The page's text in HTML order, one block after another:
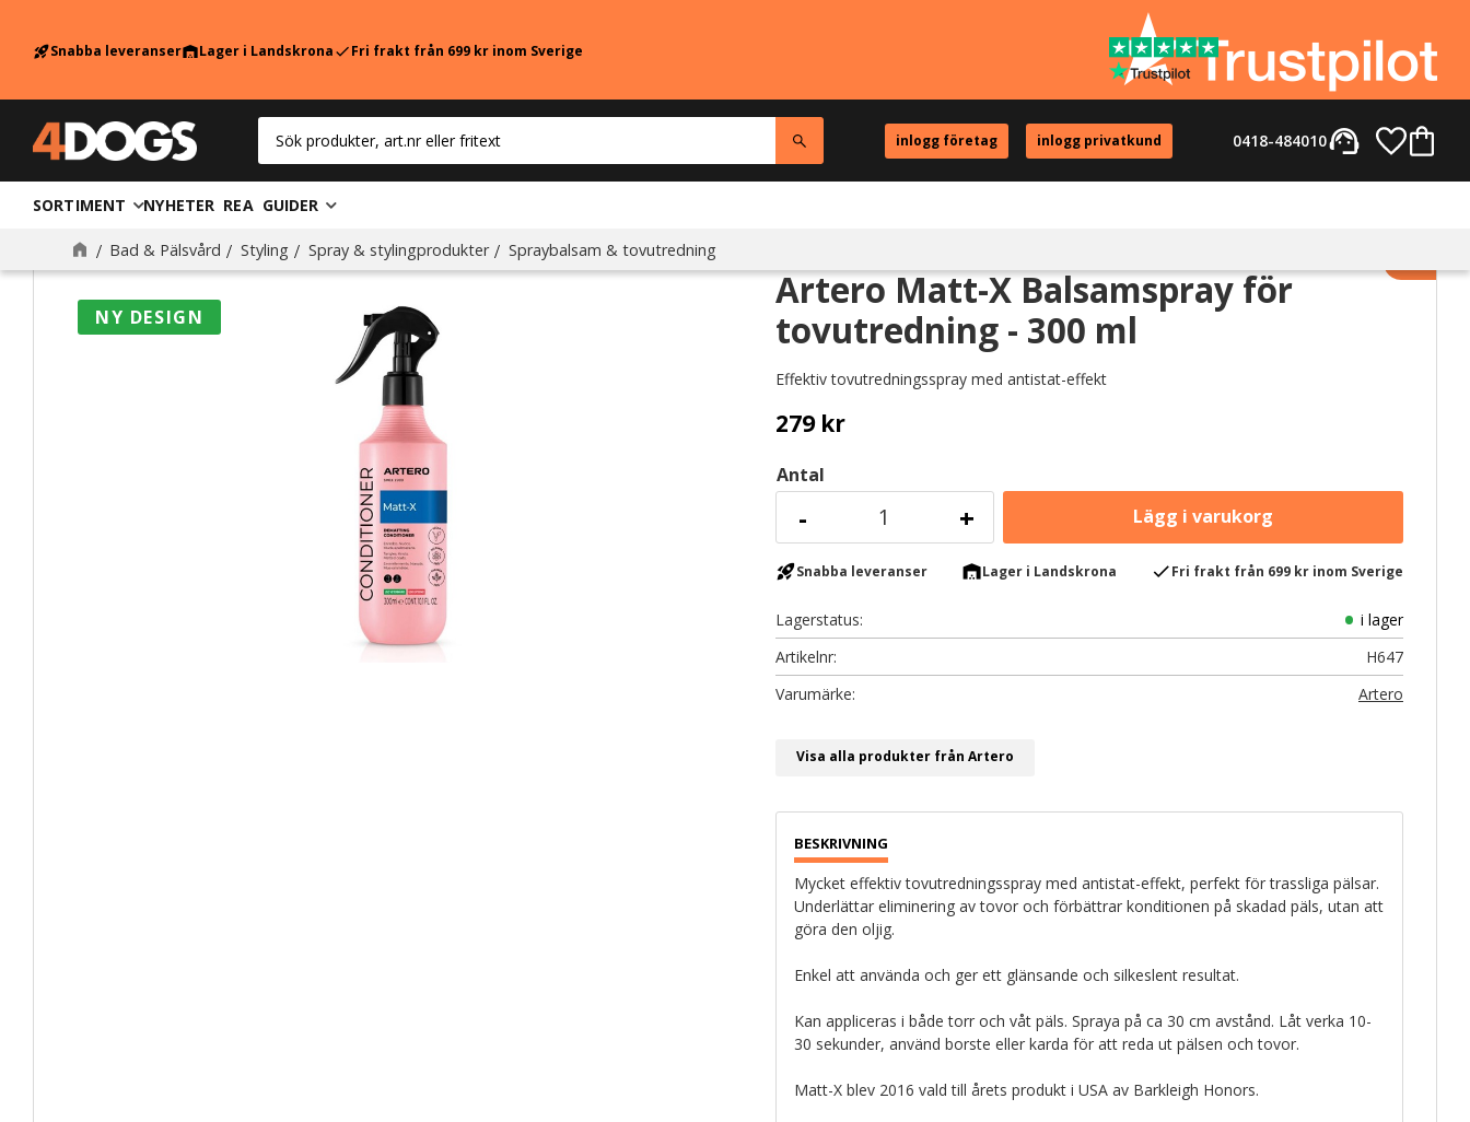
rocket_launchSnabba leveranserwarehouseLager i LandskronacheckFri frakt från 699 kr inom Sverige
inlogg företag inlogg privatkund support_agent
0418-484010
SORTIMENT NYHETER REA GUIDER
Bad & Pälsvård Styling Spray & stylingprodukter Spraybalsam & tovutredning
Artero Matt-X Balsamspray för
tovutredning - 300 ml
Effektiv tovutredningsspray med antistat-effekt
NY DESIGN
279kr
Antal
+
-
Lägg
rocket_launchSnabba leveranser warehouseLager i Landskrona checkFri frakt från 699 kr inom Sverige
Lagerstatus
i lager
Artikelnr
H647
Artero
Visa alla produkter från Artero
Mycket effektiv tovutredningsspray med antistat-effekt, perfekt för trassliga pälsar.
Underlättar eliminering av tovor och förbättrar konditionen på skadad päls, utan att
göra den oljig.
Enkel att använda och ger ett glänsande och silkeslent resultat.
Kan appliceras i både torr och våt päls. Spraya på ca 30 cm avstånd. Låt verka 10-
30 sekunder, använd borste eller karda för att reda ut pälsen och tovor.
Matt-X blev 2016 vald till årets produkt i USA av Barkleigh Honors.